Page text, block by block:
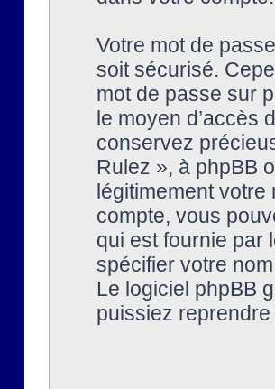
Votre mot de
soit sécurisé.
mot de passe sur
le moyen d’accès
conservez
Rulez », à phpBB
légitimement votre
compte, vous
qui est fournie par
spécifier votre
Le logiciel phpBB
puissiez